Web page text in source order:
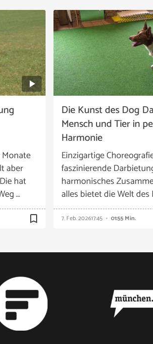
aber
hat
…
bookmark_border
Die Kunst des Dog
Mensch und Tier in
Harmonie
Einzigartige
faszinierende
harmonisches
alles bietet die Welt des
7. Feb. 202617:45 01:55 Min.